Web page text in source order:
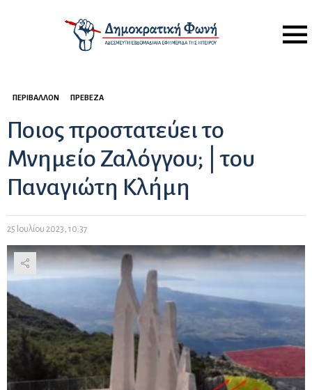
Menu
ΠΕΡΙΒΆΛΛΟΝ ΠΡΈΒΕΖΑ
Ποιος προστατεύει το
Μνημείο Ζαλόγγου; | του
Παναγιώτη Κλήμη
25 Ιουλίου 2023, 10:37